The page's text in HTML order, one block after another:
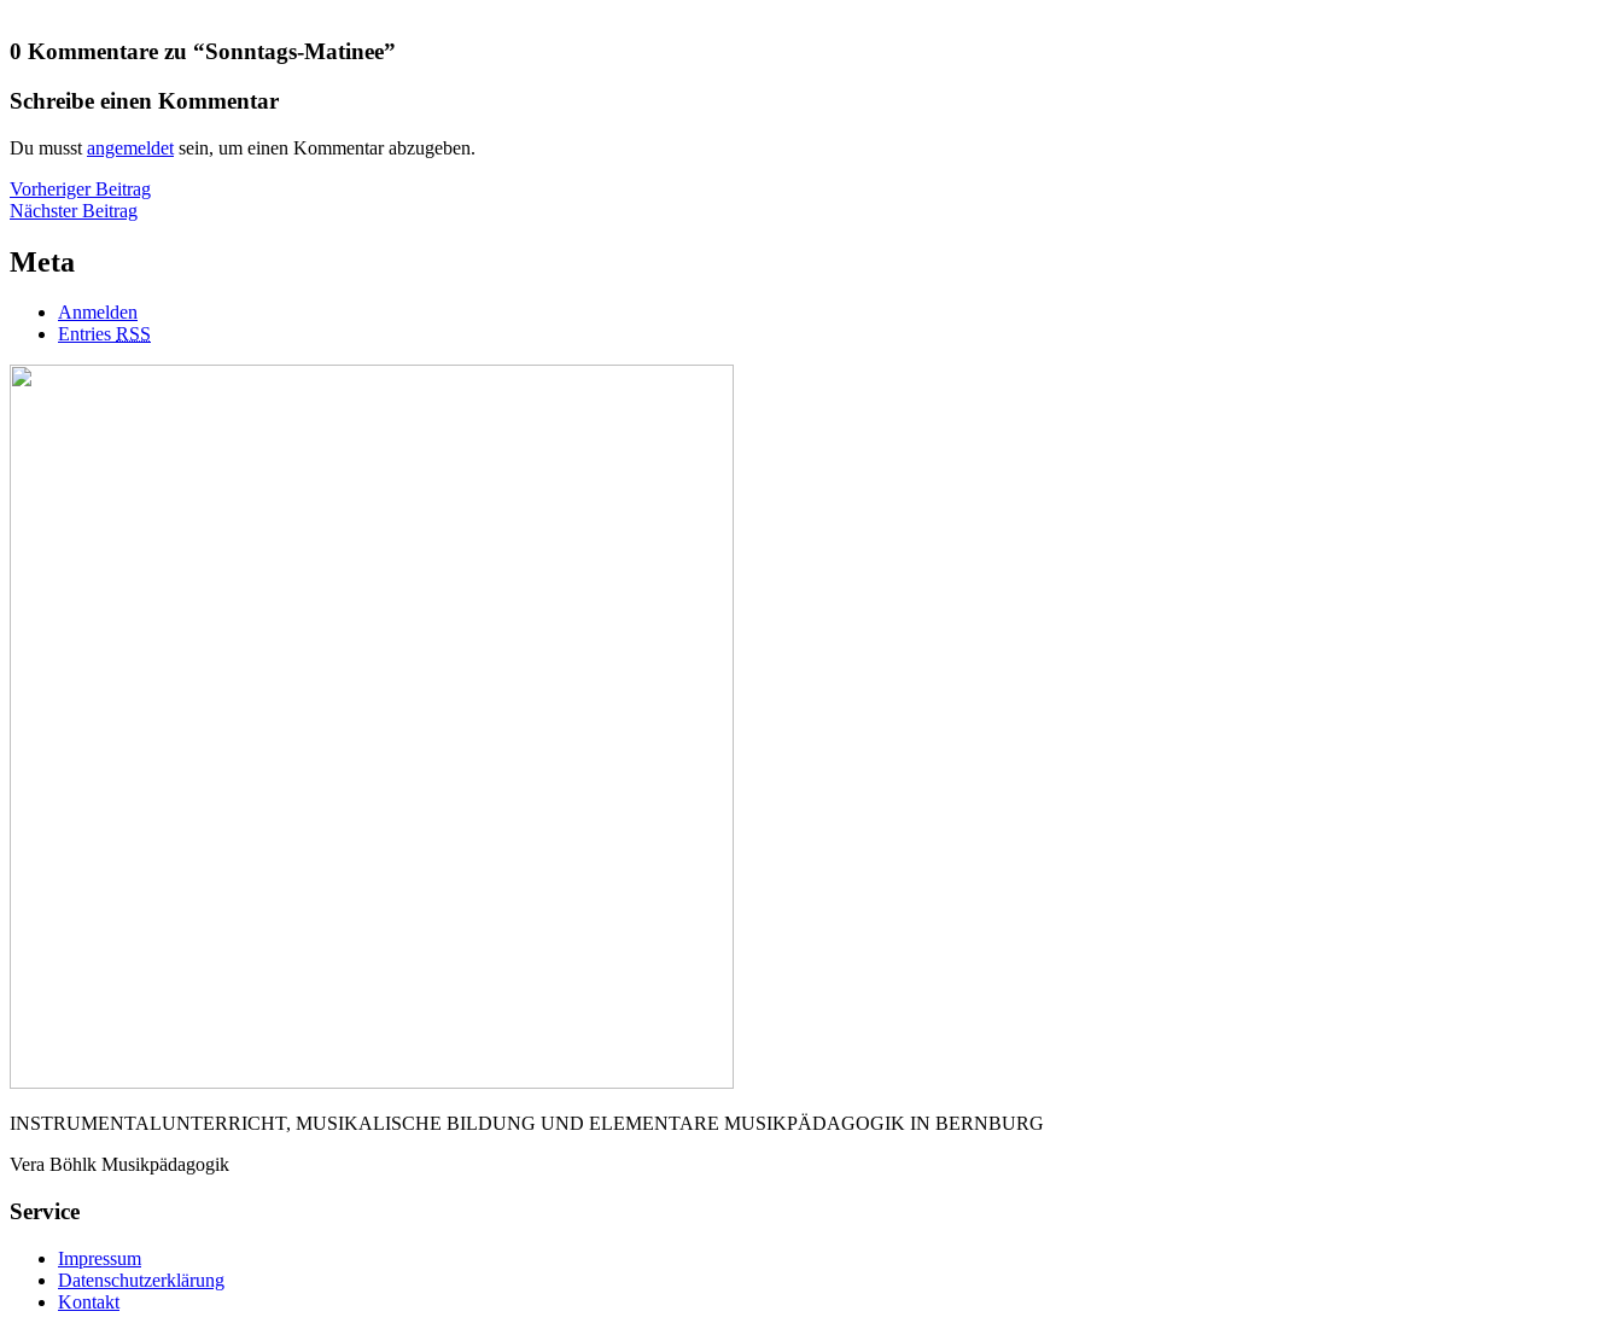
0 Kommentare zu “Sonntags-Matinee”
Schreibe einen Kommentar
Du musst angemeldet sein, um einen Kommentar abzugeben.
Beitragsnavigation
Vorheriger BeitragVorheriger
Nächster BeitragNächster
Meta
Anmelden
Entries RSS
INSTRUMENTALUNTERRICHT, MUSIKALISCHE BILDUNG UND ELEMENTARE MUSIKPÄDAGOGIK IN BERNBURG
Vera Böhlk Musikpädagogik
Service
Impressum
Datenschutzerklärung
Kontakt